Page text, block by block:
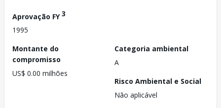
Aprovação FY3
1995
Montante do
compromisso
US$ 0.00 milhões
Categoria ambiental
A
Risco Ambiental e Social
Não aplicável